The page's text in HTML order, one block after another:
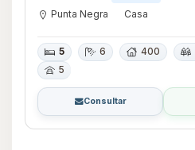
Punta Negra Casa
5 6 400
5
Consultar